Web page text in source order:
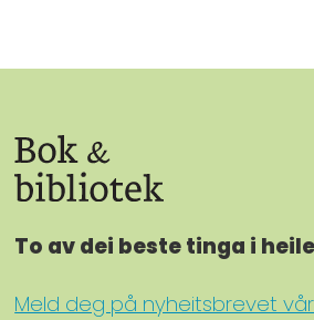
To av dei beste tinga i
Meld deg på nyheitsbrevet